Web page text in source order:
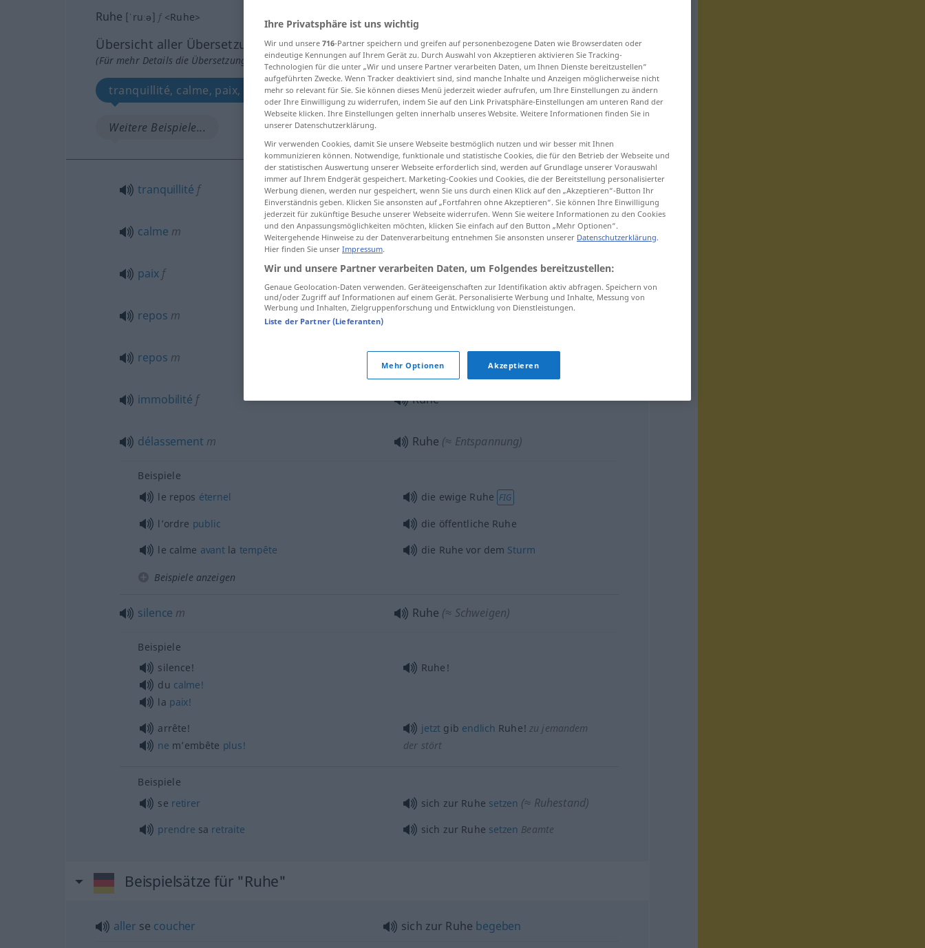
Ruhe [ˈruːə] f <Ruhe>
Übersicht aller Übersetzungen
(Für mehr Details die Übersetzung anklicken/antippen)
tranquillité, calme, paix, repos, repos, immobilité silence délassement
Weitere Beispiele...
tranquillité f Ruhe innere
calme m Ruhe(≈ Stille, Gelassenheit)
paixf Ruhe(≈ Friede)
repos m Ruhe (≈ Erholung)
repos m (≈ Unbewegtheit)
immobilité f Ruhe
délassement m Ruhe (≈ Entspannung)
Beispiele
le repos éternel die ewige Ruhe FIG
l’ordre public
die öffentliche Ruhe
le calme avantla tempête die Ruhe vor dem Sturm
Beispiele anzeigen
silence m Ruhe (≈ Schweigen)
Beispiele
silence!
du calme!
la paix!
Ruhe!
arrête!
ne m’embête plus!
jetzt gib endlich Ruhe! zu jemandem
der stört
Beispiele
se retirer sich zur Ruhe setzen (≈ Ruhestand)
prendre sa retraite sich zur Ruhe setzen Beamte
Beispielsätze für "Ruhe"
aller se coucher sich zur Ruhe begeben
Ihre Privatsphäre ist uns wichtig
Wir und unsere 716-Partner speichern und greifen auf personenbezogene Daten wie Browserdaten oder
eindeutige Kennungen auf Ihrem Gerät zu. Durch Auswahl von Akzeptieren aktivieren Sie Tracking-
Technologien für die unter „Wir und unsere Partner verarbeiten Daten, um Ihnen Dienste bereitzustellen“
aufgeführten Zwecke. Wenn Tracker deaktiviert sind, sind manche Inhalte und Anzeigen möglicherweise nicht
mehr so relevant für Sie. Sie können dieses Menü jederzeit wieder aufrufen, um Ihre Einstellungen zu ändern
oder Ihre Einwilligung zu widerrufen, indem Sie auf den Link Privatsphäre-Einstellungen am unteren Rand der
Webseite klicken. Ihre Einstellungen gelten innerhalb unseres Website. Weitere Informationen finden Sie in
unserer Datenschutzerklärung.
Wir verwenden Cookies, damit Sie unsere Webseite bestmöglich nutzen und wir besser mit Ihnen
kommunizieren können. Notwendige, funktionale und statistische Cookies, die für den Betrieb der Webseite und
der statistischen Auswertung unserer Webseite erforderlich sind, werden auf Grundlage unserer Vorauswahl
immer auf Ihrem Endgerät gespeichert. Marketing-Cookies und Cookies, die der Bereitstellung personalisierter
Werbung dienen, werden nur gespeichert, wenn Sie uns durch einen Klick auf den „Akzeptieren“-Button Ihr
Einverständnis geben. Klicken Sie ansonsten auf „Fortfahren ohne Akzeptieren“. Sie können Ihre Einwilligung
jederzeit für zukünftige Besuche unserer Webseite widerrufen. Wenn Sie weitere Informationen zu den Cookies
und den Anpassungsmöglichkeiten möchten, klicken Sie einfach auf den Button „Mehr Optionen“.
Weitergehende Hinweise zu der Datenverarbeitung entnehmen Sie ansonsten unserer Datenschutzerklärung.
Hier finden Sie unser Impressum.
Wir und unsere Partner verarbeiten Daten, um Folgendes bereitzustellen:
Genaue Geolocation-Daten verwenden. Geräteeigenschaften zur Identifikation aktiv abfragen. Speichern von
und/oder Zugriff auf Informationen auf einem Gerät. Personalisierte Werbung und Inhalte, Messung von
Werbung und Inhalten, Zielgruppenforschung und Entwicklung von Dienstleistungen.
Liste der Partner (Lieferanten)
Mehr Optionen Akzeptieren